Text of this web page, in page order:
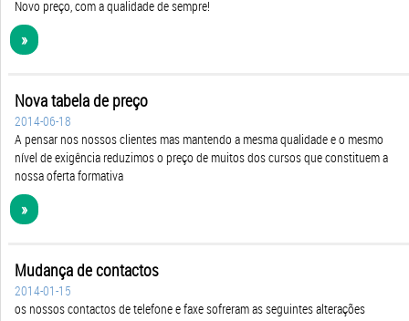
»
Nova tabela de preço
2014-06-18
A pensar nos nossos clientes mas mantendo a mesma qualidade e o mesmo
nível de exigência reduzimos o preço de muitos dos cursos que constituem a
nossa oferta formativa
»
Mudança de contactos
2014-01-15
os nossos contactos de telefone e faxe sofreram as seguintes alterações